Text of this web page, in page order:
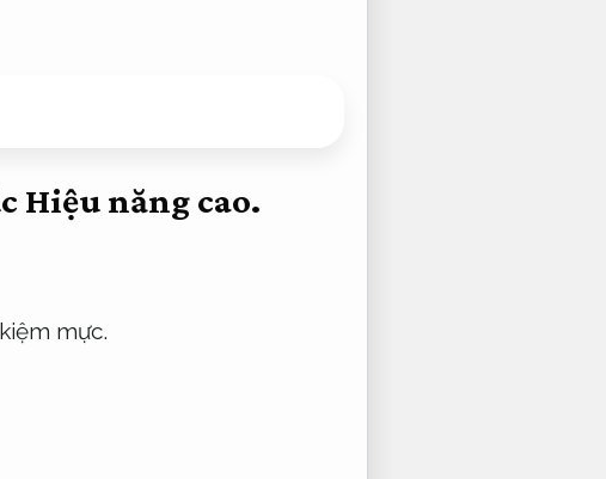
Hiệu năng cao.
mực.